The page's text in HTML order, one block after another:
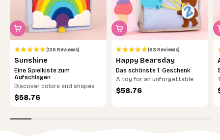
(126 Reviews)
Sunshine
Eine Spielkiste zum
Aufschlagen
Discover colors and shapes
Sale price
$58.76
(63 Reviews)
Happy Bearsday
Das schönste 1. Geschenk
A toy for an unforgettable
birthday
Sale price
$58.76